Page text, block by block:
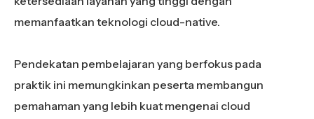
memanfaatkan teknologi cloud-native.
Pendekatan pembelajaran yang berfokus pada
praktik ini memungkinkan peserta membangun
pemahaman yang lebih kuat mengenai cloud